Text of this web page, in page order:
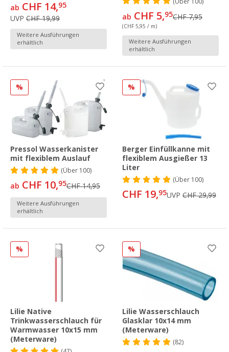
ab CHF 14,95
UVP CHF 19,99
Weitere Ausführungen
erhältlich
ab CHF 5,95CHF 7,95
(CHF 5,95 / m)
Weitere Ausführungen
erhältlich
%
Pressol Wasserkanister
mit flexiblem Auslauf
(Über100)
ab CHF 10,95CHF 14,95
Weitere Ausführungen
erhältlich
%
Berger Einfüllkanne mit
flexiblem Ausgießer 13
Liter
(Über100)
CHF 19,95UVP CHF 29,99
%
Lilie Native
Trinkwasserschlauch für
Warmwasser 10x15 mm
(Meterware)
%
Lilie Wasserschlauch
Glasklar 10x14 mm
(Meterware)
(82)